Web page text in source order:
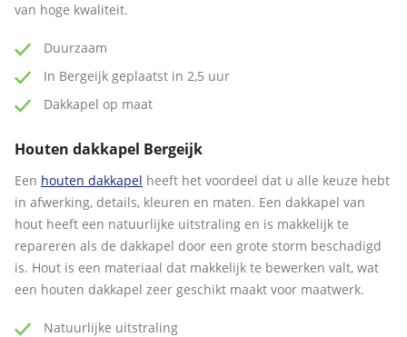
van hoge kwaliteit.
Duurzaam
In Bergeijk geplaatst in 2,5 uur
Dakkapel op maat
Houten dakkapel Bergeijk
Een houten dakkapel heeft het voordeel dat u alle keuze hebt
in afwerking, details, kleuren en maten. Een dakkapel van
hout heeft een natuurlijke uitstraling en is makkelijk te
repareren als de dakkapel door een grote storm beschadigd
is. Hout is een materiaal dat makkelijk te bewerken valt, wat
een houten dakkapel zeer geschikt maakt voor maatwerk.
Natuurlijke uitstraling